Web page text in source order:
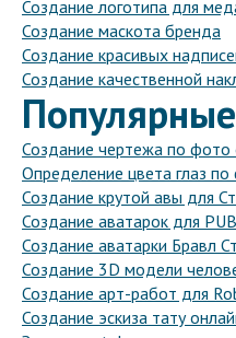
Создание логотипа для
Создание маскота бренда
Создание красивых
Создание качественной
Создание чертежа по фото
Определение цвета глаз
Создание крутой авы для
Создание аватарок для
Создание аватарки Бравл
Создание 3D модели
Создание арт-работ для
Создание эскиза тату